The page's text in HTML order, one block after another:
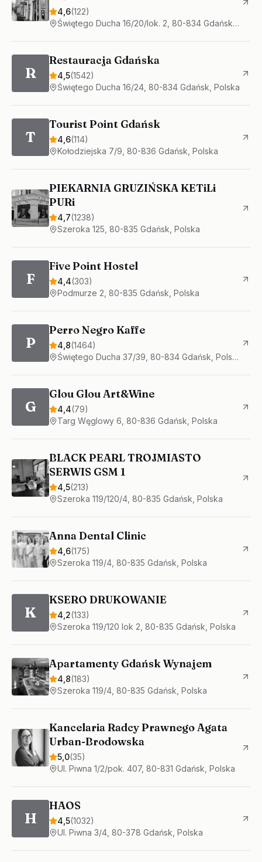
4,6(122)
Świętego Ducha 16/20/lok. 2, 80-834 Gdańsk, Polska
R
Restauracja Gdańska
4,5(1542)
Świętego Ducha 16/24, 80-834 Gdańsk, Polska
T
Tourist Point Gdańsk
4,6(114)
Kołodziejska 7/9, 80-836 Gdańsk, Polska
PIEKARNIA GRUZIŃSKA KETiLi
PURi
4,7(1238)
Szeroka 125, 80-835 Gdańsk, Polska
F
Five Point Hostel
4,4(303)
Podmurze 2, 80-835 Gdańsk, Polska
P
Perro Negro Kaffe
4,8(1464)
Świętego Ducha 37/39, 80-834 Gdańsk, Polska
G
Glou Glou Art&Wine
4,4(79)
Targ Węglowy 6, 80-836 Gdańsk, Polska
BLACK PEARL TROJMIASTO
SERWIS GSM 1
4,5(213)
Szeroka 119/120/4, 80-835 Gdańsk, Polska
Anna Dental Clinic
4,6(175)
Szeroka 119/4, 80-835 Gdańsk, Polska
K
KSERO DRUKOWANIE
4,2(133)
Szeroka 119/120 lok 2, 80-835 Gdańsk, Polska
Apartamenty Gdańsk Wynajem
4,8(183)
Szeroka 119/4, 80-835 Gdańsk, Polska
Kancelaria Radcy Prawnego Agata
Urban-Brodowska
5,0(35)
Ul. Piwna 1/2/pok. 407, 80-831 Gdańsk, Polska
H
HAOS
4,5(1032)
Ul. Piwna 3/4, 80-378 Gdańsk, Polska